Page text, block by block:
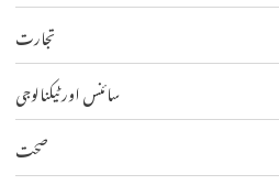
تجارت
سائنس اور ٹیکنالوجی
صحت